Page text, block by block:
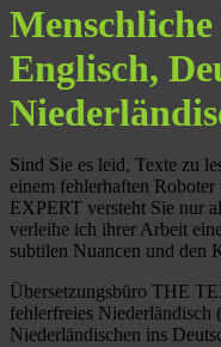
Englisch,
Sind Sie es leid, Texte zu
einem fehlerhaften
EXPERT versteht Sie nur
verleihe ich ihrer Arbeit
subtilen Nuancen und den
Übersetzungsbüro THE
fehlerfreies Niederländisch
Niederländischen ins